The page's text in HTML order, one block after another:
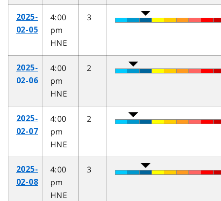
2025-
02-05
4:00
pm
HNE
3
2025-
02-06
4:00
pm
HNE
2
2025-
02-07
4:00
pm
HNE
2
2025-
02-08
4:00
pm
HNE
3